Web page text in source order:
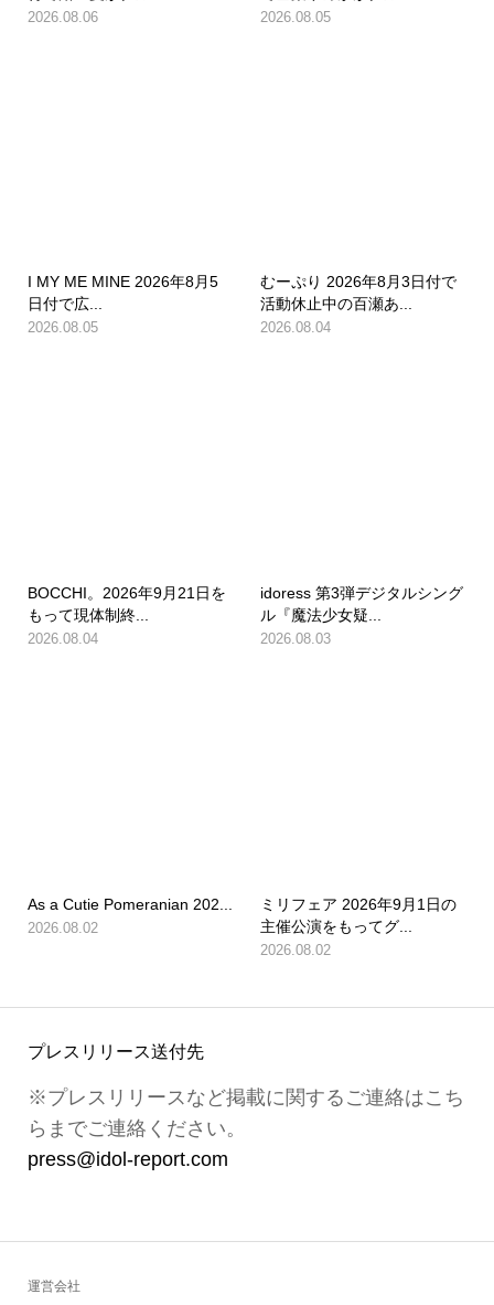
2026.08.06 2026.08.05
I MY ME MINE 2026年8月5
日付で広...
2026.08.05
むーぷり 2026年8月3日付で
活動休止中の百瀬あ...
2026.08.04
BOCCHI。2026年9月21日を
もって現体制終...
2026.08.04
idoress 第3弾デジタルシング
ル『魔法少女疑...
2026.08.03
As a Cutie Pomeranian 202...
2026.08.02
ミリフェア 2026年9月1日の
主催公演をもってグ...
2026.08.02
プレスリリース送付先
※プレスリリースなど掲載に関するご連絡はこち
らまでご連絡ください。
press@idol-report.com
運営会社